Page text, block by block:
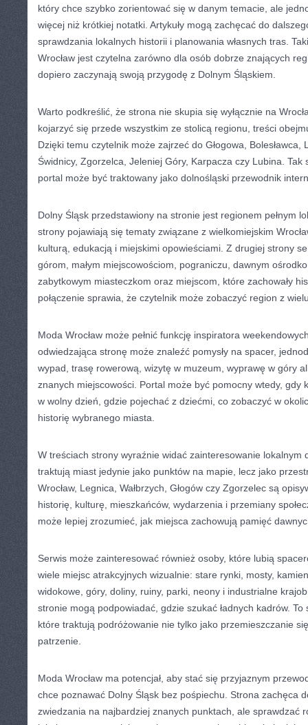
który chce szybko zorientować się w danym temacie, ale
więcej niż krótkiej notatki. Artykuły mogą zachęcać do
sprawdzania lokalnych historii i planowania własnych tras.
Wrocław jest czytelna zarówno dla osób dobrze znających
dopiero zaczynają swoją przygodę z Dolnym Śląskiem.
Warto podkreślić, że strona nie skupia się wyłącznie na
kojarzyć się przede wszystkim ze stolicą regionu, treści
Dzięki temu czytelnik może zajrzeć do Głogowa, Bolesławca,
Świdnicy, Zgorzelca, Jeleniej Góry, Karpacza czy Lubina.
portal może być traktowany jako dolnośląski przewodnik
Dolny Śląsk przedstawiony na stronie jest regionem pełnym
strony pojawiają się tematy związane z wielkomiejskim
kulturą, edukacją i miejskimi opowieściami. Z drugiej strony
górom, małym miejscowościom, pograniczu, dawnym
zabytkowym miasteczkom oraz miejscom, które zachowały
połączenie sprawia, że czytelnik może zobaczyć region z
Moda Wrocław może pełnić funkcję inspiratora
odwiedzająca stronę może znaleźć pomysły na spacer,
wypad, trasę rowerową, wizytę w muzeum, wyprawę w góry
znanych miejscowości. Portal może być pomocny wtedy, gdy
w wolny dzień, gdzie pojechać z dziećmi, co zobaczyć w
historię wybranego miasta.
W treściach strony wyraźnie widać zainteresowanie lokalnym
traktują miast jedynie jako punktów na mapie, lecz jako
Wrocław, Legnica, Wałbrzych, Głogów czy Zgorzelec są
historię, kulturę, mieszkańców, wydarzenia i przemiany
może lepiej zrozumieć, jak miejsca zachowują pamięć
Serwis może zainteresować również osoby, które lubią
wiele miejsc atrakcyjnych wizualnie: stare rynki, mosty,
widokowe, góry, doliny, ruiny, parki, neony i industrialne
stronie mogą podpowiadać, gdzie szukać ładnych kadrów.
które traktują podróżowanie nie tylko jako przemieszczanie
patrzenie.
Moda Wrocław ma potencjał, aby stać się przyjaznym
chce poznawać Dolny Śląsk bez pośpiechu. Strona zachęca
zwiedzania na najbardziej znanych punktach, ale sprawdzać